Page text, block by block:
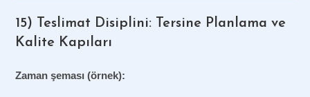
15) Teslimat Disiplini: Tersine Planlama ve
Kalite Kapıları
Zaman şeması (örnek):